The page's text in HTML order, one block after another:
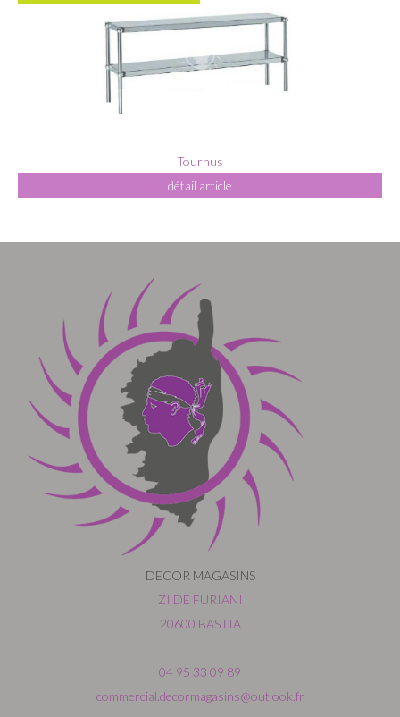
Tournus
détail article
DECOR MAGASINS
ZI DE FURIANI
20600 BASTIA
04 95 33 09 89
commercial.decormagasins@outlook.fr